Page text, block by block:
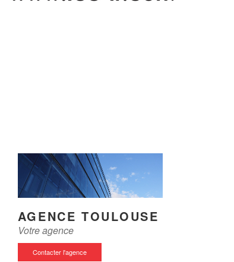
AGENCE TOULOUSE
Votre agence
Contacter l'agence